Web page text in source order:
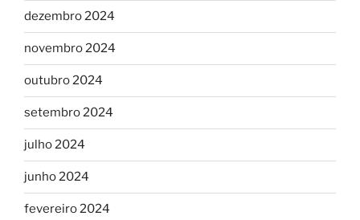
dezembro 2024
novembro 2024
outubro 2024
setembro 2024
julho 2024
junho 2024
fevereiro 2024